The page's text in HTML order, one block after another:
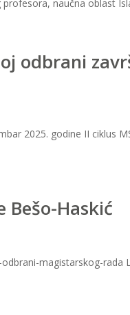
naučna oblast
odbrani
2025. godine II ciklus
Haskić
magistarskog-rada